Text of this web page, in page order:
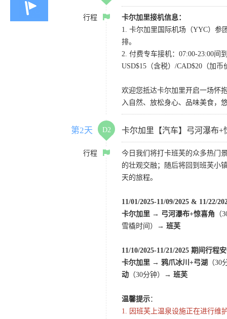
行程
卡尔加里接机信息：
1. 卡尔加里国际机场（YYC）参
排。
2. 付费专车接机：07:00-23:00间
USD$15（含税）/CAD$20（加
欢迎您抵达卡尔加里开启一场怀
入自然、放松身心、品味美食，
第2天 D2 卡尔加里【汽车】弓河瀑布
行程
今日我们将打卡班芙的众多热门
的壮观交融；随后将回到班芙小
天的旅程。
11/01/2025-11/09/2025 & 11/22/
卡尔加里 → 弓河瀑布+惊喜角
雪橇时间）→ 班芙
11/10/2025-11/21/2025 期间行程
卡尔加里 → 鸦爪冰川+弓湖
（30
动 （30分钟）→ 班芙
温馨提示：
1. 因班芙上温泉设施正在进行维